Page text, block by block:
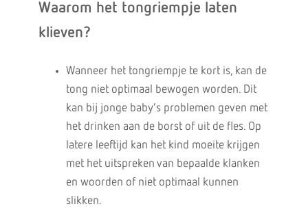
Waarom het tongriempje laten
klieven?
Wanneer het tongriempje te kort is, kan de
tong niet optimaal bewogen worden. Dit
kan bij jonge baby’s problemen geven met
het drinken aan de borst of uit de fles. Op
latere leeftijd kan het kind moeite krijgen
met het uitspreken van bepaalde klanken
en woorden of niet optimaal kunnen
slikken.